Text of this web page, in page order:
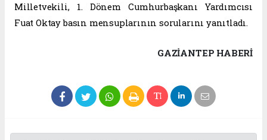
Milletvekili, 1. Dönem Cumhurbaşkanı Yardımcısı
Fuat Oktay basın mensuplarının sorularını yanıtladı.
GAZIANTEP HABERİ